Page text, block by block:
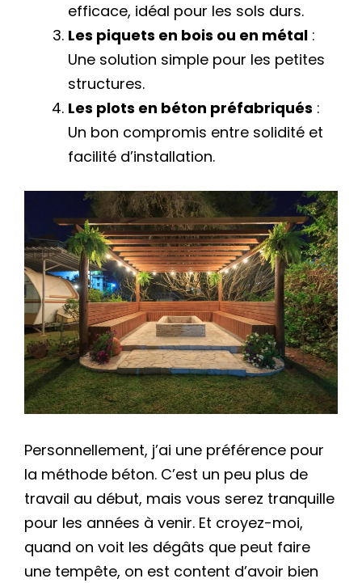
efficace, idéal pour les sols durs.
Les piquets en bois ou en métal :
Une solution simple pour les petites
structures.
Les plots en béton préfabriqués :
Un bon compromis entre solidité et
facilité d’installation.
Personnellement, j’ai une préférence pour
la méthode béton. C’est un peu plus de
travail au début, mais vous serez tranquille
pour les années à venir. Et croyez-moi,
quand on voit les dégâts que peut faire
une tempête, on est content d’avoir bien